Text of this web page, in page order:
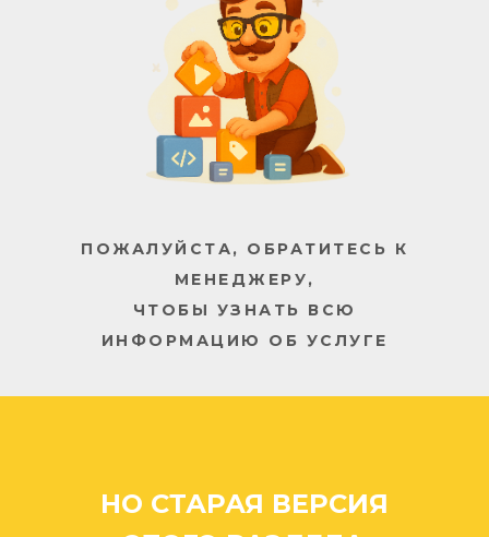
ПОЖАЛУЙСТА, ОБРАТИТЕСЬ К
МЕНЕДЖЕРУ,
ЧТОБЫ УЗНАТЬ ВСЮ
ИНФОРМАЦИЮ ОБ УСЛУГЕ
/// Северодвинск
/// Мирный
/// Шенкурск
НО СТАРАЯ ВЕРСИЯ